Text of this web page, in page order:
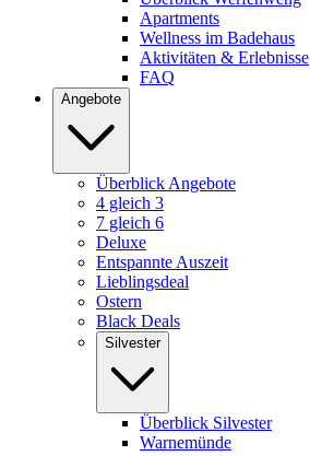
Apartments
Wellness im Badehaus
Aktivitäten & Erlebnisse
FAQ
Angebote
Überblick Angebote
4 gleich 3
7 gleich 6
Deluxe
Entspannte Auszeit
Lieblingsdeal
Ostern
Black Deals
Silvester
Überblick Silvester
Warnemünde